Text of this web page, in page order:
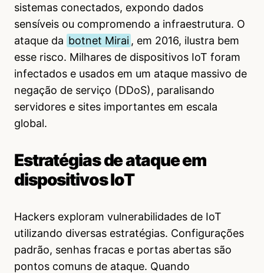
sistemas conectados, expondo dados
sensíveis ou compromendo a infraestrutura. O
ataque da botnet Mirai , em 2016, ilustra bem
esse risco. Milhares de dispositivos IoT foram
infectados e usados em um ataque massivo de
negação de serviço (DDoS), paralisando
servidores e sites importantes em escala
global.
Estratégias de ataque em
dispositivos IoT
Hackers exploram vulnerabilidades de IoT
utilizando diversas estratégias. Configurações
padrão, senhas fracas e portas abertas são
pontos comuns de ataque. Quando